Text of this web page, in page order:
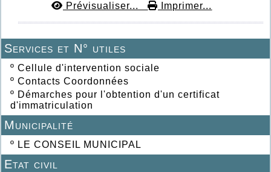
Services et N° utiles
º Cellule d'intervention sociale
º Contacts Coordonnées
º Démarches pour l'obtention d'un certificat
d'immatriculation
Municipalité
º LE CONSEIL MUNICIPAL
Etat civil
Prévisualiser... Imprimer...